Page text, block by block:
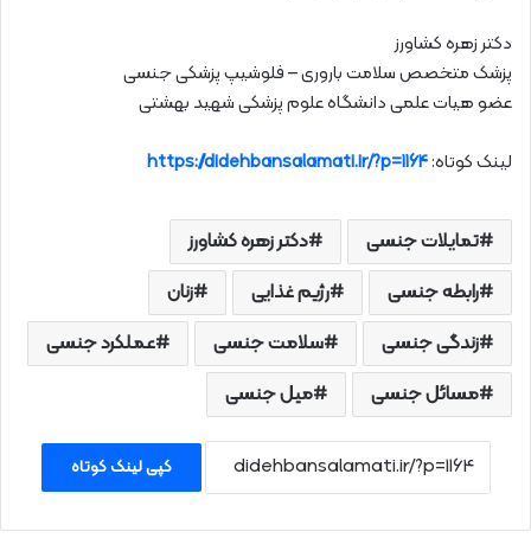
دکتر زهره کشاورز
پزشک متخصص سلامت باروری – فلوشیپ پزشکی جنسی
عضو هیات علمی دانشگاه علوم پزشکی شهید بهشتی
لینک کوتاه:https://didehbansalamati.ir/?p=1164
تمایلات جنسی
دکتر زهره کشاورز
رابطه جنسی
رژیم غذایی
زنان
زندگی جنسی
سلامت جنسی
عملکرد جنسی
مسائل جنسی
میل جنسی
کپی لینک کوتاه